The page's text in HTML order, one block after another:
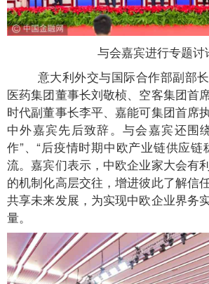
与会嘉宾进行专题讨
意大利外交与国际合作部副部
医药集团董事长刘敬桢、空客集团首
时代副董事长李平、嘉能可集团首席
中外嘉宾先后致辞。与会嘉宾还围
作”、“后疫情时期中欧产业链供应链
流。嘉宾们表示，中欧企业家大会有
的机制化高层交往，增进彼此了解信
共享未来发展，为实现中欧企业界务
量。